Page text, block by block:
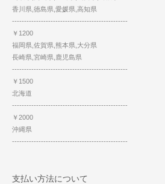
香川県,徳島県,愛媛県,高知県
------------------------------------------------
￥1200
福岡県,佐賀県,熊本県,大分県
長崎県,宮崎県,鹿児島県
------------------------------------------------
￥1500
北海道
------------------------------------------------
￥2000
沖縄県
------------------------------------------------
支払い方法について